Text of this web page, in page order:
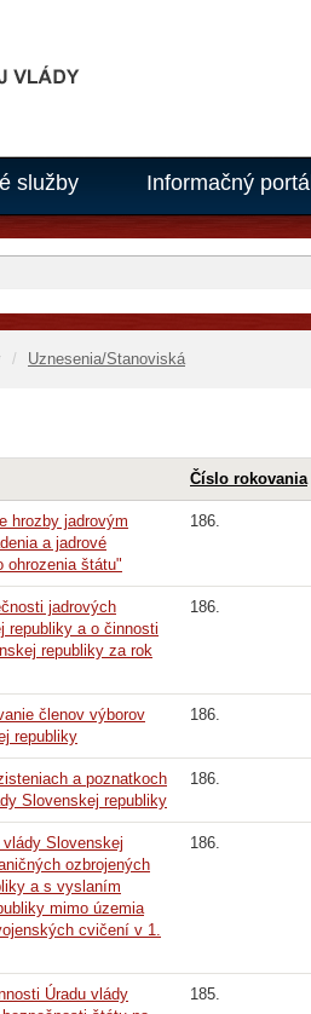
služby Informačný portál
Uznesenia/Stanoviská
Číslo rokovania
hrozby jadrovým
a jadrové
ohrozenia štátu"
186.
jadrových
republiky a o činnosti
republiky za rok
186.
členov výborov
republiky
186.
a poznatkoch
Slovenskej republiky
186.
Slovenskej
ozbrojených
a s vyslaním
mimo územia
cvičení v 1.
186.
Úradu vlády
185.